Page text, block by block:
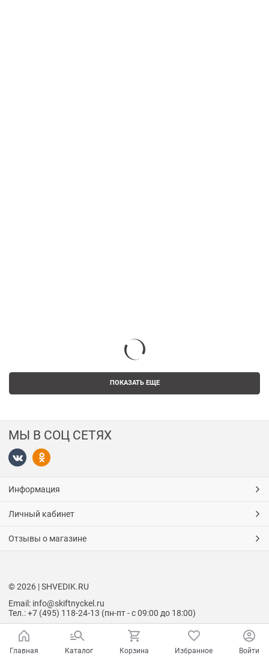
ПОКАЗАТЬ ЕЩЕ
МЫ В СОЦ СЕТЯХ
Информация
Личный кабинет
Отзывы о магазине
© 2026 | SHVEDIK.RU
Email: info@skiftnyckel.ru
Тел.: +7 (495) 118-24-13 (пн-пт - с 09:00 до 18:00)
Главная Каталог Корзина Избранное Войти